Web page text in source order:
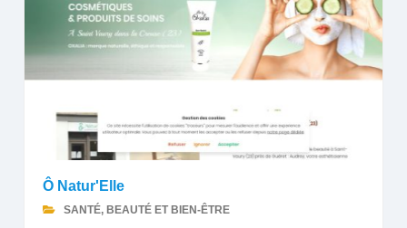
Ô Natur'Elle
SANTÉ, BEAUTÉ ET BIEN-ÊTRE